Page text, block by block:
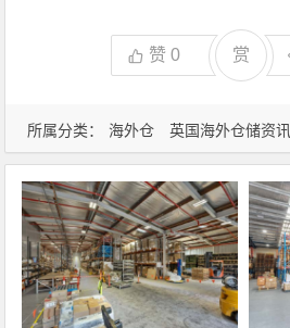
所属分类： 海外仓 英国海外仓储资讯
赞0 赏